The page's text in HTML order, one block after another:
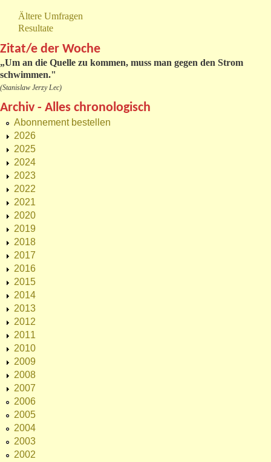
Ältere Umfragen
Resultate
Zitat/e der Woche
„Um an die Quelle zu kommen, muss man gegen den Strom
schwimmen."
(Stanislaw Jerzy Lec)
Archiv - Alles chronologisch
Abonnement bestellen
2026
2025
2024
2023
2022
2021
2020
2019
2018
2017
2016
2015
2014
2013
2012
2011
2010
2009
2008
2007
2006
2005
2004
2003
2002